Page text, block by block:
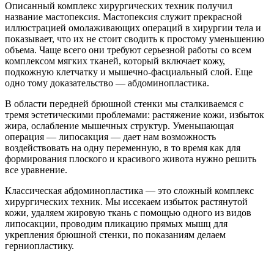
Описанный комплекс хирургических техник получил
название мастопексия. Мастопексия служит прекрасной
иллюстрацией омолаживающих операций в хирургии тела и
показывает, что их не стоит сводить к простому уменьшению
объема. Чаще всего они требуют серьезной работы со всем
комплексом мягких тканей, который включает кожу,
подкожную клетчатку и мышечно-фасциальный слой. Еще
одно тому доказательство — абдоминопластика.
В области передней брюшной стенки мы сталкиваемся с
тремя эстетическими проблемами: растяжение кожи, избыток
жира, ослабление мышечных структур. Уменьшающая
операция — липосакция — дает нам возможность
воздействовать на одну переменную, в то время как для
формирования плоского и красивого живота нужно решить
все уравнение.
Классическая абдоминопластика — это сложный комплекс
хирургических техник. Мы иссекаем избыток растянутой
кожи, удаляем жировую ткань с помощью одного из видов
липосакции, проводим пликацию прямых мышц для
укрепления брюшной стенки, по показаниям делаем
герниопластику.